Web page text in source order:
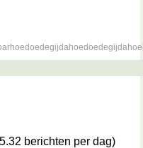
berichten per dag)